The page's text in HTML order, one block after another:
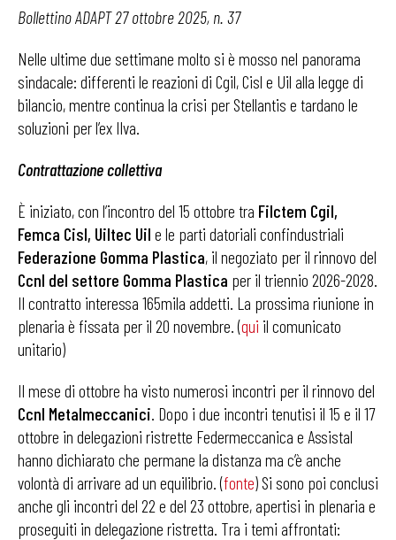
Bollettino ADAPT 27 ottobre 2025, n. 37
Nelle ultime due settimane molto si è mosso nel panorama
sindacale: differenti le reazioni di Cgil, Cisl e Uil alla legge di
bilancio, mentre continua la crisi per Stellantis e tardano le
soluzioni per l’ex Ilva.
Contrattazione collettiva
È iniziato, con l’incontro del 15 ottobre tra Filctem Cgil,
Femca Cisl, Uiltec Uil e le parti datoriali confindustriali
Federazione Gomma Plastica, il negoziato per il rinnovo del
Ccnl del settore Gomma Plastica per il triennio 2026-2028.
Il contratto interessa 165mila addetti. La prossima riunione in
plenaria è fissata per il 20 novembre. (qui il comunicato
unitario)
Il mese di ottobre ha visto numerosi incontri per il rinnovo del
Ccnl Metalmeccanici. Dopo i due incontri tenutisi il 15 e il 17
ottobre in delegazioni ristrette Federmeccanica e Assistal
hanno dichiarato che permane la distanza ma c’è anche
volontà di arrivare ad un equilibrio. (fonte) Si sono poi conclusi
anche gli incontri del 22 e del 23 ottobre, apertisi in plenaria e
proseguiti in delegazione ristretta. Tra i temi affrontati: